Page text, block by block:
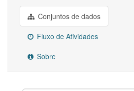
Conjuntos de dados
Fluxo de Atividades
Sobre